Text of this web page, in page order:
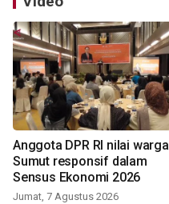
Anggota DPR RI nilai warga
Sumut responsif dalam
Sensus Ekonomi 2026
Jumat, 7 Agustus 2026